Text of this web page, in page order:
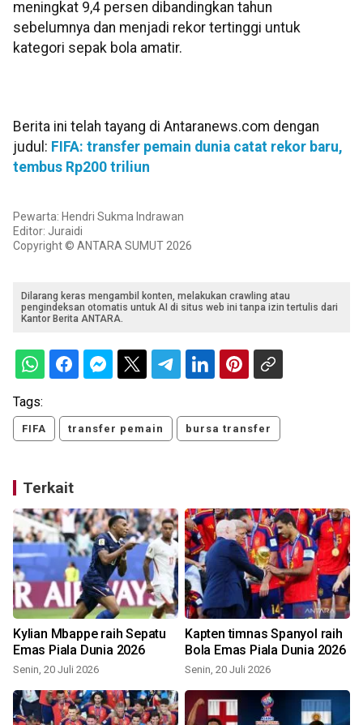
meningkat 9,4 persen dibandingkan tahun
sebelumnya dan menjadi rekor tertinggi untuk
kategori sepak bola amatir.
Berita ini telah tayang di Antaranews.com dengan
judul: FIFA: transfer pemain dunia catat rekor baru,
tembus Rp200 triliun
Pewarta: Hendri Sukma Indrawan
Editor: Juraidi
Copyright © ANTARA SUMUT 2026
Dilarang keras mengambil konten, melakukan crawling atau
pengindeksan otomatis untuk AI di situs web ini tanpa izin tertulis dari
Kantor Berita ANTARA.
Tags:
FIFA transfer pemain bursa transfer
Terkait
Kylian Mbappe raih Sepatu
Emas Piala Dunia 2026
Senin, 20 Juli 2026
Kapten timnas Spanyol raih
Bola Emas Piala Dunia 2026
Senin, 20 Juli 2026